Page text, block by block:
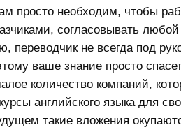
просто необходим, чтобы
согласовывать
переводчик не всегда под
ваше знание просто
количество компаний,
английского языка для
такие вложения